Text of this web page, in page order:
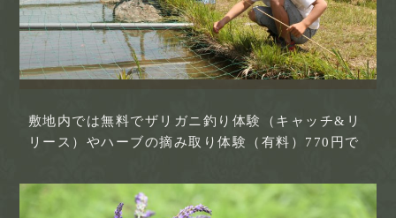
敷地内では無料でザリガニ釣り体験（キャッチ&リ
リース）やハーブの摘み取り体験（有料）770円で